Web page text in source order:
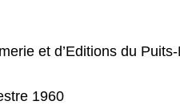
et d’Editions du
1960